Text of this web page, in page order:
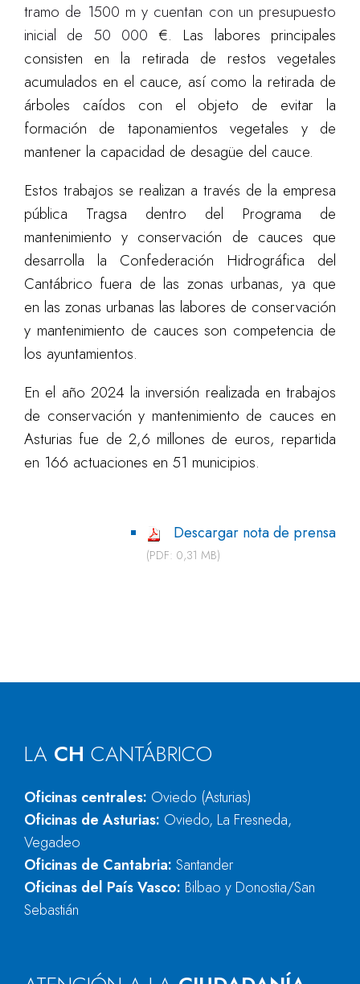
tramo de 1500 m y cuentan con un presupuesto
inicial de 50 000€. Las labores principales
consisten en la retirada de restos vegetales
acumulados en el cauce, así como la retirada de
árboles caídos con el objeto de evitar la
formación de taponamientos vegetales y de
mantener la capacidad de desagüe del cauce.
Estos trabajos se realizan a través de la empresa
pública Tragsa dentro del Programa de
mantenimiento y conservación de cauces que
desarrolla la Confederación Hidrográfica del
Cantábrico fuera de las zonas urbanas, ya que
en las zonas urbanas las labores de conservación
y mantenimiento de cauces son competencia de
los ayuntamientos.
En el año 2024 la inversión realizada en trabajos
de conservación y mantenimiento de cauces en
Asturias fue de 2,6 millones de euros, repartida
en 166 actuaciones en 51 municipios.
Descargar nota de prensa
(PDF: 0,31 MB)
LA CH CANTÁBRICO
Oficinas centrales: Oviedo (Asturias)
Oficinas de Asturias: Oviedo, La Fresneda,
Vegadeo
Oficinas de Cantabria: Santander
Oficinas del País Vasco: Bilbao y Donostia/San
Sebastián